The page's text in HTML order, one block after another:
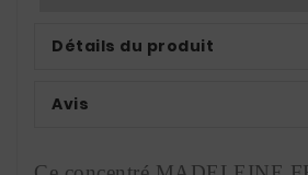
Détails du produit
Avis